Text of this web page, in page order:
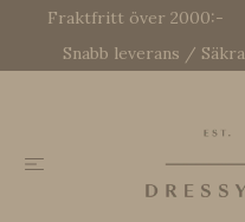
Fraktfritt över 2000:-
Snabb leverans /